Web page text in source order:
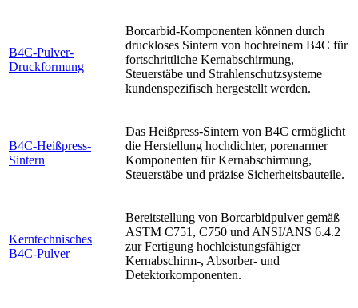
B4C-Pulver-
Druckformung
Borcarbid-Komponenten können durch
druckloses Sintern von hochreinem B4C für
fortschrittliche Kernabschirmung,
Steuerstäbe und Strahlenschutzsysteme
kundenspezifisch hergestellt werden.
B4C-Heißpress-
Sintern
Das Heißpress-Sintern von B4C ermöglicht
die Herstellung hochdichter, porenarmer
Komponenten für Kernabschirmung,
Steuerstäbe und präzise Sicherheitsbauteile.
Kerntechnisches
B4C-Pulver
Bereitstellung von Borcarbidpulver gemäß
ASTM C751, C750 und ANSI/ANS 6.4.2
zur Fertigung hochleistungsfähiger
Kernabschirm-, Absorber- und
Detektorkomponenten.